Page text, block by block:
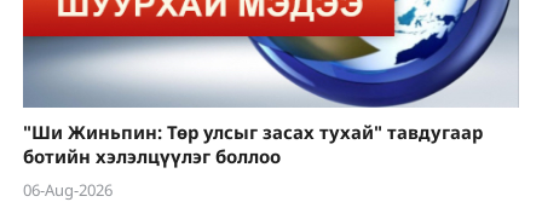
"Ши Жиньпин: Төр улсыг засах тухай" тавдугаар
ботийн хэлэлцүүлэг боллоо
06-Aug-2026